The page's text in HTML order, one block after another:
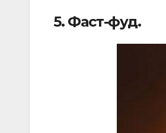
5. Фаст-фуд.